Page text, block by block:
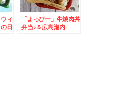
ィ
日
「よっぴー」牛焼肉丼
弁当♪＆広島港内